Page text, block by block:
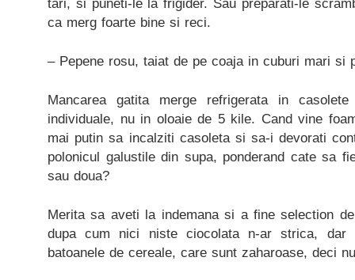
tari, si puneti-le la frigider. Sau preparati-le
ca merg foarte bine si reci.
– Pepene rosu, taiat de pe coaja in cuburi mari si
Mancarea gatita merge refrigerata in
individuale, nu in oloaie de 5 kile. Cand vine
mai putin sa incalziti casoleta si sa-i devorati
polonicul galustile din supa, ponderand cate sa
sau doua?
Merita sa aveti la indemana si a fine selection
dupa cum nici niste ciocolata n-ar strica,
batoanele de cereale, care sunt zaharoase, deci